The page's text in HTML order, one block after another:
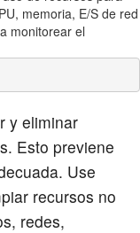
memoria, E/S de red
monitorear el
y eliminar
Esto previene
Use
recursos no
redes,